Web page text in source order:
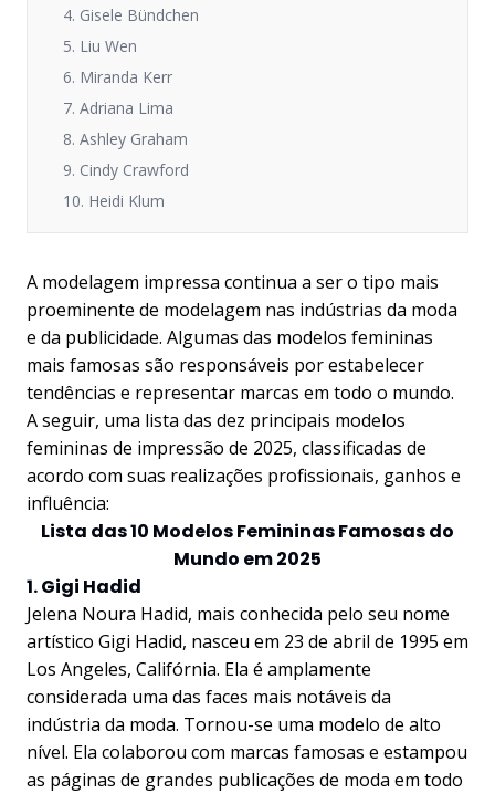
4. Gisele Bündchen
5. Liu Wen
6. Miranda Kerr
7. Adriana Lima
8. Ashley Graham
9. Cindy Crawford
10. Heidi Klum
A modelagem impressa continua a ser o tipo mais
proeminente de modelagem nas indústrias da moda
e da publicidade. Algumas das modelos femininas
mais famosas são responsáveis por estabelecer
tendências e representar marcas em todo o mundo.
A seguir, uma lista das dez principais modelos
femininas de impressão de 2025, classificadas de
acordo com suas realizações profissionais, ganhos e
influência:
Lista das 10 Modelos Femininas Famosas do
Mundo em 2025
1. Gigi Hadid
Jelena Noura Hadid, mais conhecida pelo seu nome
artístico Gigi Hadid, nasceu em 23 de abril de 1995 em
Los Angeles, Califórnia. Ela é amplamente
considerada uma das faces mais notáveis da
indústria da moda. Tornou-se uma modelo de alto
nível. Ela colaborou com marcas famosas e estampou
as páginas de grandes publicações de moda em todo